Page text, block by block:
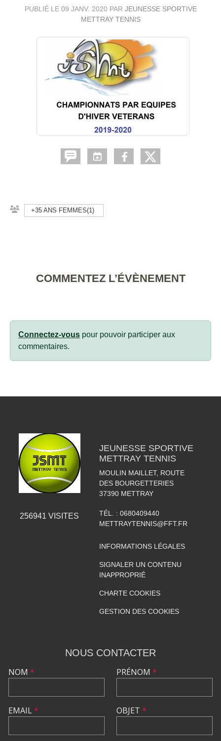
PUBLIÉ LE 09 JANV. 2020 PAR JEUNESSE SPORTIVE
METTRAY TENNIS
+35 ANS FEMMES(1)
COMMENTEZ L’ÉVÈNEMENT
Connectez-vous pour pouvoir participer aux
commentaires.
256941 VISITES
JEUNESSE SPORTIVE
METTRAY TENNIS
MOULIN MAILLET, ROUTE
DES BOURGETTERIES
37390 METTRAY
TÉL. : 0680409440
METTRAYTENNIS@FFT.FR
INFORMATIONS LÉGALES
SIGNALER UN CONTENU
INAPPROPRIÉ
CHARTE COOKIES
GESTION DES COOKIES
NOUS CONTACTER
NOM *
EMAIL*
PRÉNOM *
OBJET *